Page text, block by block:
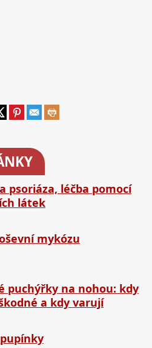
psoriáza, léčba pomocí
látek
mykózu
puchýřky na nohou: kdy
a kdy varují